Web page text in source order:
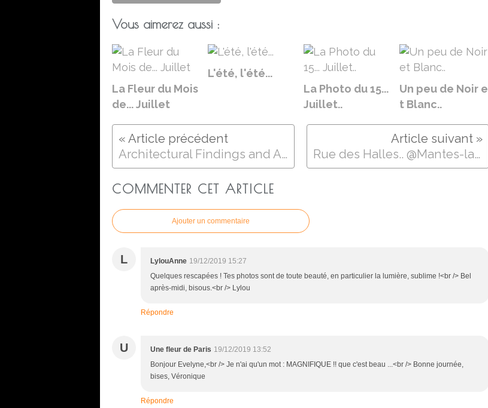
Vous aimerez aussi :
La Fleur du Mois
de... Juillet
L'été, l'été...
La Photo du 15...
Juillet..
Un peu de Noir e
t Blanc..
Architectural Findings and Art Group - Décembre - Givre, Hiver/Frozen, Winter - 3 @Lac De Gassicourt Rue des Halles.. @Mantes-la-Jolie
COMMENTER CET ARTICLE
Ajouter un commentaire
L LylouAnne 19/12/2019 15:27
Quelques rescapées ! Tes photos sont de toute beauté, en particulier la lumière, sublime !<br /> Bel
après-midi, bisous.<br /> Lylou
Répondre
U Une fleur de Paris 19/12/2019 13:52
Bonjour Evelyne,<br /> Je n'ai qu'un mot : MAGNIFIQUE !! que c'est beau ...<br /> Bonne journée,
bises, Véronique
Répondre